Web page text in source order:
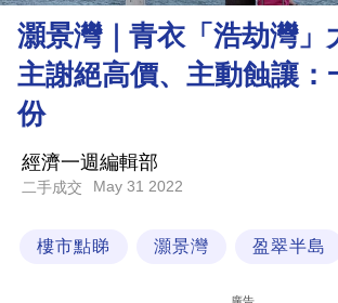
理
財
商
科
技
灝景灣｜青衣「浩劫灣」
主謝絕高價、主動蝕讓：
份
經濟一週編輯部
二手成交 May 31 2022
樓市點睇 灝景灣 盈翠半島